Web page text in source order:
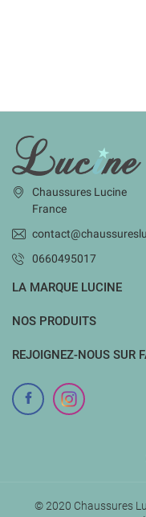
INFORMATIONS
Chaussures Lucine
France
0660495017
LA MARQUE LUCINE
NOS PRODUITS
REJOIGNEZ-NOUS SUR
© 2020 Chaussures